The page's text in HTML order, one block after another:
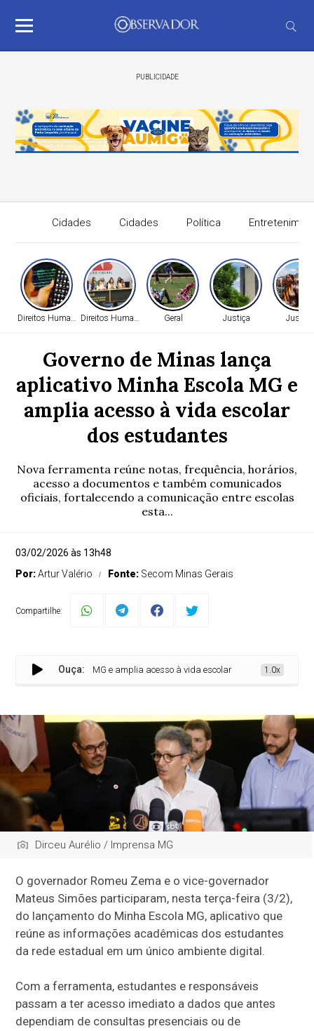
PUBLICIDADE
Cidades Cidades Política
Direitos HumanosDireitos Humanos Geral Justiça Justiça
Governo de Minas lança
aplicativo Minha Escola MG e
amplia acesso à vida escolar
dos estudantes
Nova ferramenta reúne notas, frequência, horários,
acesso a documentos e também comunicados
oficiais, fortalecendo a comunicação entre escolas
esta...
03/02/2026 às 13h48
Por:Artur Valério Fonte: Secom Minas Gerais
Compartilhe:
Ouça:
Minha Escola MG e amplia acesso à vida escolar dos estudantes1.0x
Dirceu Aurélio / Imprensa MG
O governador Romeu Zema e o vice-governador
Mateus Simões participaram, nesta terça-feira (3/2),
do lançamento do Minha Escola MG, aplicativo que
reúne as informações acadêmicas dos estudantes
da rede estadual em um único ambiente digital.
Com a ferramenta, estudantes e responsáveis
passam a ter acesso imediato a dados que antes
dependiam de consultas presenciais ou de